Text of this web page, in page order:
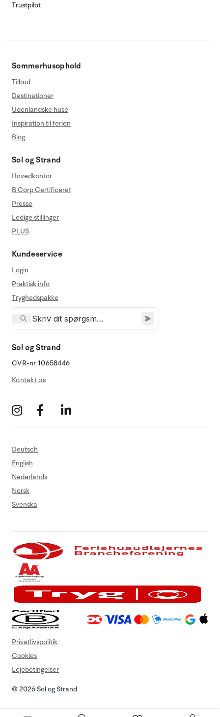
Trustpilot
Sommerhusophold
Tilbud
Destinationer
Udenlandske huse
Inspiration til ferien
Blog
Sol og Strand
Hovedkontor
B Corp Certificeret
Presse
Ledige stillinger
PLUS
Kundeservice
Login
Praktisk info
Tryghedspakke
Sol og Strand
CVR-nr 10658446
Kontakt os
Deutsch
English
Nederlands
Norsk
Svenska
© 2026 Sol og Strand
Privatlivspolitik
Cookies
Lejebetingelser